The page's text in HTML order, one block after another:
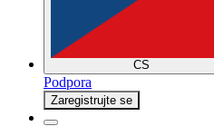
CS
Podpora
Zaregistrujte se